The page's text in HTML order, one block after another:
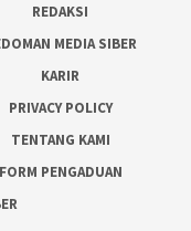
REDAKSI
MEDIA SIBER
KARIR
PRIVACY POLICY
TENTANG KAMI
FORM PENGADUAN